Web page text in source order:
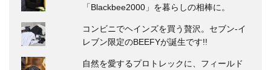
「Blackbee2000」を暮らしの相棒に。
コンビニでヘインズを買う贅沢。セブン‐イ
レブン限定のBEEFYが誕生です!!
自然を愛するプロトレックに、フィールド